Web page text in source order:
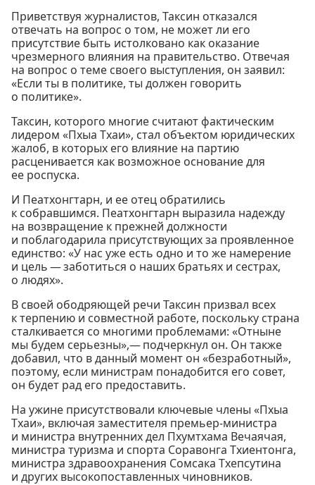
Приветствуя журналистов, Таксин отказался
отвечать на вопрос о том, не может ли его
присутствие быть истолковано как оказание
чрезмерного влияния на правительство. Отвечая
на вопрос о теме своего выступления, он заявил:
«Если ты в политике, ты должен говорить
о политике».
Таксин, которого многие считают фактическим
лидером «Пхыа Тхаи», стал объектом юридических
жалоб, в которых его влияние на партию
расценивается как возможное основание для
ее роспуска.
И Пеатхонгтарн, и ее отец обратились
к собравшимся. Пеатхонгтарн выразила надежду
на возвращение к прежней должности
и поблагодарила присутствующих за проявленное
единство: «У нас уже есть одно и то же намерение
и цель — заботиться о наших братьях и сестрах,
о людях».
В своей ободряющей речи Таксин призвал всех
к терпению и совместной работе, поскольку страна
сталкивается со многими проблемами: «Отныне
мы будем серьезны»,— подчеркнул он. Он также
добавил, что в данный момент он «безработный»,
поэтому, если министрам понадобится его совет,
он будет рад его предоставить.
На ужине присутствовали ключевые члены «Пхыа
Тхаи», включая заместителя премьер-министра
и министра внутренних дел Пхумтхама Вечаячая,
министра туризма и спорта Соравонга Тхиентонга,
министра здравоохранения Сомсака Тхепсутина
и других высокопоставленных чиновников.